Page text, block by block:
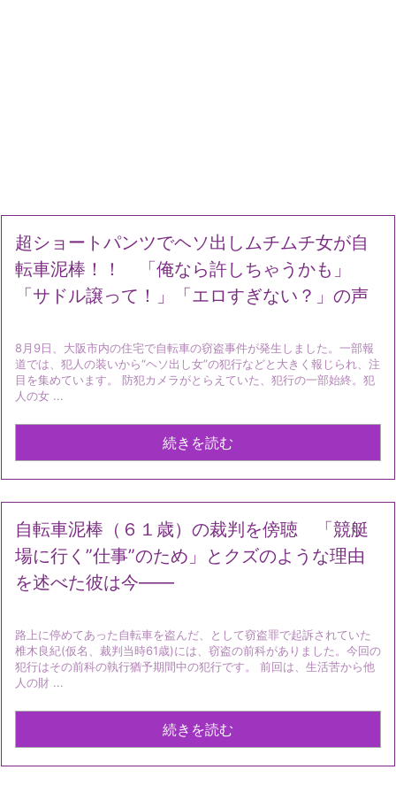
超ショートパンツでヘソ出しムチムチ女が自
転車泥棒！！ 「俺なら許しちゃうかも」
「サドル譲って！」「エロすぎない？」の声
8月9日、大阪市内の住宅で自転車の窃盗事件が発生しました。一部報
道では、犯人の装いから“ヘソ出し女”の犯行などと大きく報じられ、注
目を集めています。 防犯カメラがとらえていた、犯行の一部始終。犯
人の女 ...
続きを読む
自転車泥棒（６１歳）の裁判を傍聴 「競艇
場に行く”仕事”のため」とクズのような理由
を述べた彼は今――
路上に停めてあった自転車を盗んだ、として窃盗罪で起訴されていた
椎木良紀(仮名、裁判当時61歳)には、窃盗の前科がありました。今回の
犯行はその前科の執行猶予期間中の犯行です。 前回は、生活苦から他
人の財 ...
続きを読む